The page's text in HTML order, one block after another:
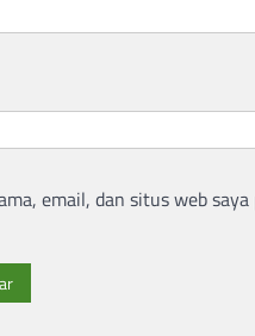
email, dan situs web